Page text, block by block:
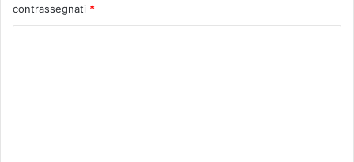
contrassegnati *